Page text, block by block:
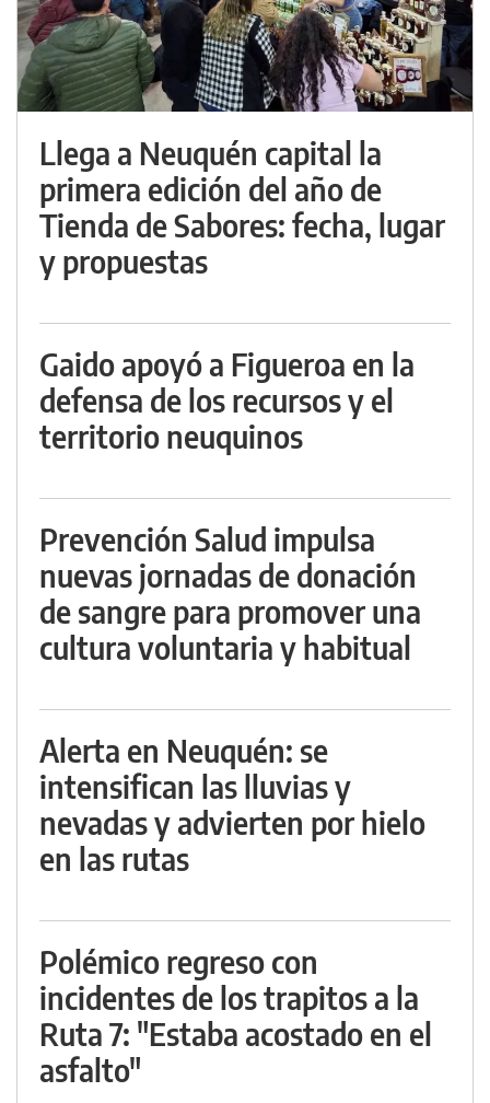
Llega a Neuquén capital la
primera edición del año de
Tienda de Sabores: fecha, lugar
y propuestas
Gaido apoyó a Figueroa en la
defensa de los recursos y el
territorio neuquinos
Prevención Salud impulsa
nuevas jornadas de donación
de sangre para promover una
cultura voluntaria y habitual
Alerta en Neuquén: se
intensifican las lluvias y
nevadas y advierten por hielo
en las rutas
Polémico regreso con
incidentes de los trapitos a la
Ruta 7: "Estaba acostado en el
asfalto"